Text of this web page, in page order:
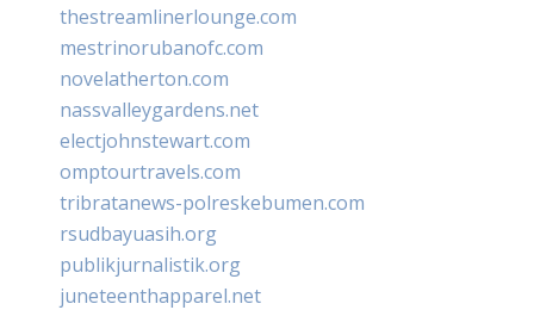
thestreamlinerlounge.com
mestrinorubanofc.com
novelatherton.com
nassvalleygardens.net
electjohnstewart.com
omptourtravels.com
tribratanews-polreskebumen.com
rsudbayuasih.org
publikjurnalistik.org
juneteenthapparel.net